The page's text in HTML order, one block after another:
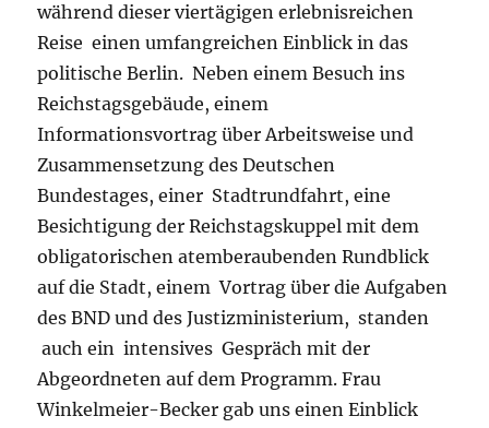
während dieser viertägigen erlebnisreichen
Reise einen umfangreichen Einblick in das
politische Berlin. Neben einem Besuch ins
Reichstagsgebäude, einem
Informationsvortrag über Arbeitsweise und
Zusammensetzung des Deutschen
Bundestages, einer Stadtrundfahrt, eine
Besichtigung der Reichstagskuppel mit dem
obligatorischen atemberaubenden Rundblick
auf die Stadt, einem Vortrag über die Aufgaben
des BND und des Justizministerium, standen
auch ein intensives Gespräch mit der
Abgeordneten auf dem Programm. Frau
Winkelmeier-Becker gab uns einen Einblick